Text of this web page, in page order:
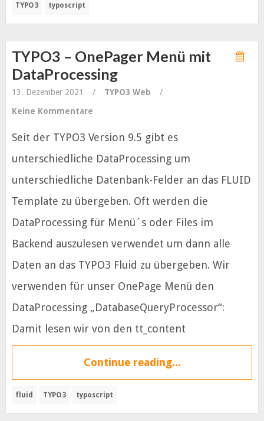
TYPO3 typoscript
TYPO3 – OnePager Menü mit
DataProcessing
13. Dezember 2021 / TYPO3 Web
/
Keine Kommentare
Seit der TYPO3 Version 9.5 gibt es
unterschiedliche DataProcessing um
unterschiedliche Datenbank-Felder an das FLUID
Template zu übergeben. Oft werden die
DataProcessing für Menü´s oder Files im
Backend auszulesen verwendet um dann alle
Daten an das TYPO3 Fluid zu übergeben. Wir
verwenden für unser OnePage Menü den
DataProcessing „DatabaseQueryProcessor“:
Damit lesen wir von den tt_content
Continue reading...
fluid TYPO3 typoscript